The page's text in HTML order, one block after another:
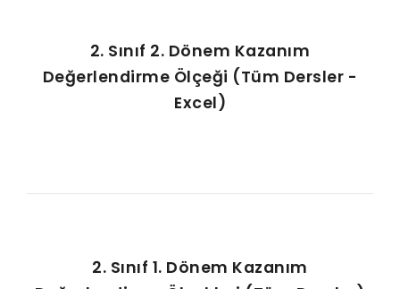
2. Sınıf 2. Dönem Kazanım
Değerlendirme Ölçeği (Tüm Dersler -
Excel)
2. Sınıf 1. Dönem Kazanım